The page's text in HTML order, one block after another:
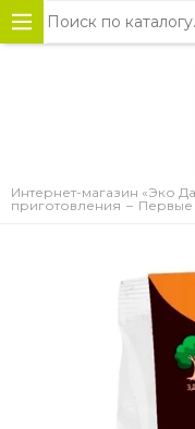
Интернет-магазин «Эко
приготовления